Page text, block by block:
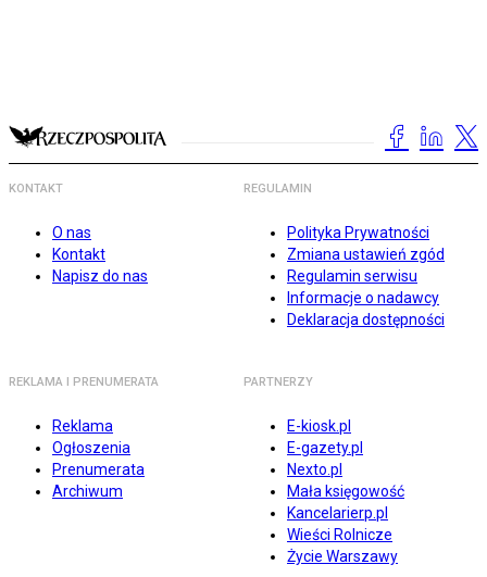
KONTAKT
O nas
Kontakt
Napisz do nas
REGULAMIN
Polityka Prywatności
Zmiana ustawień zgód
Regulamin serwisu
Informacje o nadawcy
Deklaracja dostępności
REKLAMA I PRENUMERATA
Reklama
Ogłoszenia
Prenumerata
Archiwum
PARTNERZY
E-kiosk.pl
E-gazety.pl
Nexto.pl
Mała księgowość
Kancelarierp.pl
Wieści Rolnicze
Życie Warszawy